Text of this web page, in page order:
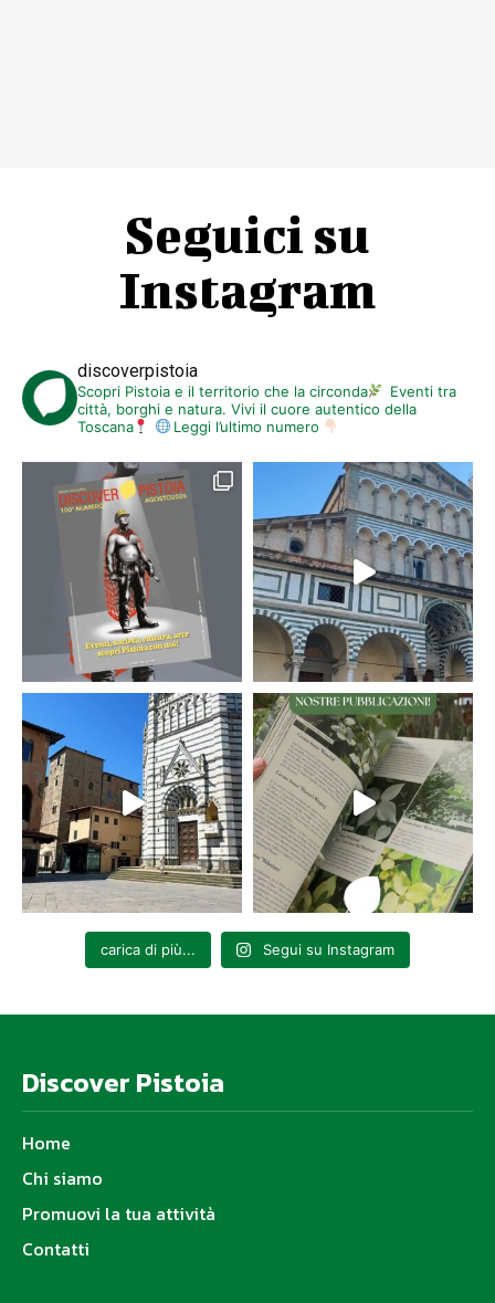
Seguici su
Instagram
discoverpistoia
Scopri Pistoia e il territorio che la circonda
Eventi tra
città, borghi e natura. Vivi il cuore autentico della
Toscana
Leggi l’ultimo numero
carica di più... Segui su Instagram
Discover Pistoia
Home
Chi siamo
Promuovi la tua attività
Contatti